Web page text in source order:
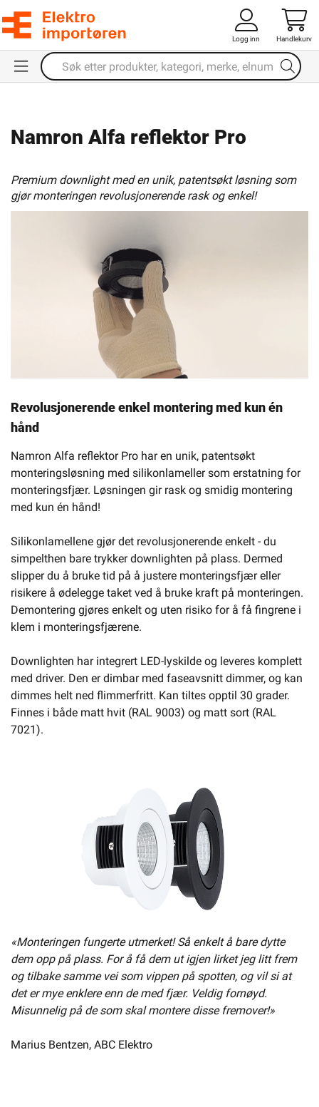
Logg inn Handlekurv
Namron Alfa reflektor Pro
Premium downlight med en unik, patentsøkt løsning som
gjør monteringen revolusjonerende rask og enkel!
Revolusjonerende enkel montering med kun én
hånd
Namron Alfa reflektor Pro har en unik, patentsøkt
monteringsløsning med silikonlameller som erstatning for
monteringsfjær. Løsningen gir rask og smidig montering
med kun én hånd!
Silikonlamellene gjør det revolusjonerende enkelt - du
simpelthen bare trykker downlighten på plass. Dermed
slipper du å bruke tid på å justere monteringsfjær eller
risikere å ødelegge taket ved å bruke kraft på monteringen.
Demontering gjøres enkelt og uten risiko for å få fingrene i
klem i monteringsfjærene.
Downlighten har integrert LED-lyskilde og leveres komplett
med driver. Den er dimbar med faseavsnitt dimmer, og kan
dimmes helt ned flimmerfritt. Kan tiltes opptil 30 grader.
Finnes i både matt hvit (RAL 9003) og matt sort (RAL
7021).
«Monteringen fungerte utmerket! Så enkelt å bare dytte
dem opp på plass. For å få dem ut igjen lirket jeg litt frem
og tilbake samme vei som vippen på spotten, og vil si at
det er mye enklere enn de med fjær. Veldig fornøyd.
Misunnelig på de som skal montere disse fremover!»
Marius Bentzen, ABC Elektro